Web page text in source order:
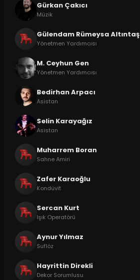
Gürkan Çakıcı
Müzik
Gülendam Rümeysa Altıntaş
Yönetmen Yardımcısı
M. Ceyhun Gen
Yönetmen Yardımcısı
Bedirhan Arpacı
Asistan
Selin Karayağız
Asistan
Muharrem Boran
Sahne Amiri
Zafer Karaoğlu
Kondüvit
Sercan Kurt
Işık Operatörü
Aynur Yılmaz
Suflöz
Hayrittin Direkli
Dekor Sorumlusu